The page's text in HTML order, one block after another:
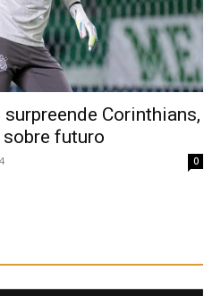
Corinthians,
futuro
0